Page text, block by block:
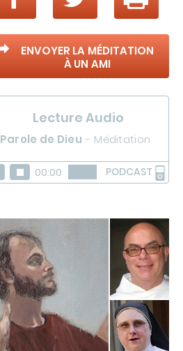
ENVOYER LA MÉDITATION
À UN AMI
Lecture Audio
Parole de Dieu - Méditation
00:00 PODCAST